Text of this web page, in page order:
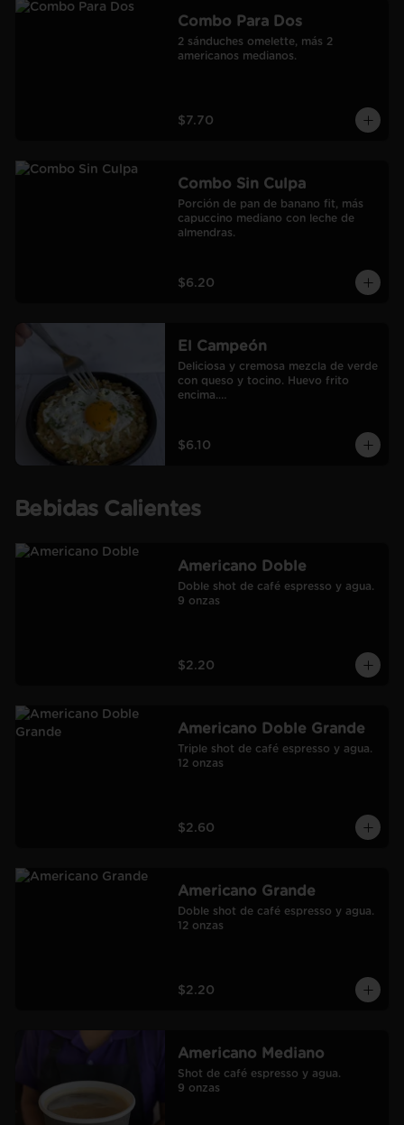
Combo Para Dos
2 sánduches omelette, más 2
americanos medianos.
$7.70
Combo Sin Culpa
Porción de pan de banano fit, más
capuccino mediano con leche de
almendras.
$6.20
El Campeón
Deliciosa y cremosa mezcla de verde
con queso y tocino. Huevo frito
encima.
$6.10
Bebidas Calientes
Americano Doble
Doble shot de café espresso y agua.
9 onzas
$2.20
Americano Doble Grande
Triple shot de café espresso y agua.
12 onzas
$2.60
Americano Grande
Doble shot de café espresso y agua.
12 onzas
$2.20
Americano Mediano
Shot de café espresso y agua.
9 onzas